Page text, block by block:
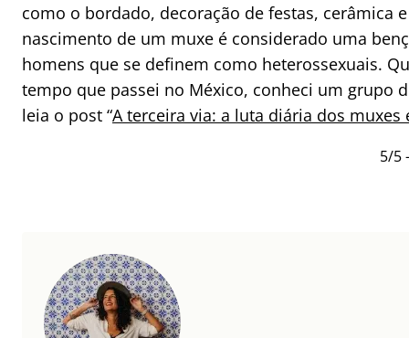
como o bordado, decoração de festas, cerâmica
nascimento de um muxe é considerado uma
homens que se definem como heterossexuais.
tempo que passei no México, conheci um grupo
leia o post “A terceira via: a luta diária dos
5/5